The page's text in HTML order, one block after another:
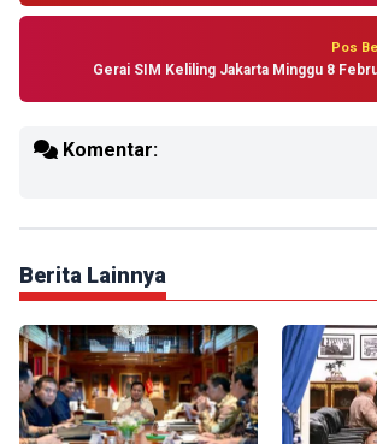
Pos
Gerai SIM Keliling Jakarta Minggu 8
Komentar:
Berita Lainnya